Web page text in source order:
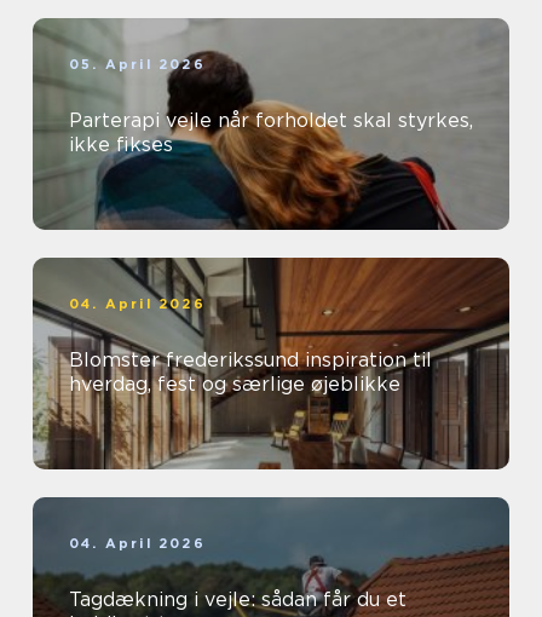
05. April 2026
Parterapi vejle når forholdet skal styrkes,
ikke fikses
04. April 2026
Blomster frederikssund inspiration til
hverdag, fest og særlige øjeblikke
04. April 2026
Tagdækning i vejle: sådan får du et